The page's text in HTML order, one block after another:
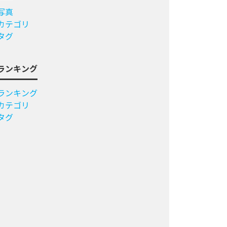
真
テゴリ
グ
ンキング
ンキング
テゴリ
グ